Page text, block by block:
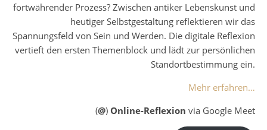
fortwährender Prozess? Zwischen antiker Lebenskunst und
heutiger Selbstgestaltung reflektieren wir das
Spannungsfeld von Sein und Werden. Die digitale Reflexion
vertieft den ersten Themenblock und lädt zur persönlichen
Standortbestimmung ein.
Mehr erfahren…
(@) Online-Reflexion via Google Meet